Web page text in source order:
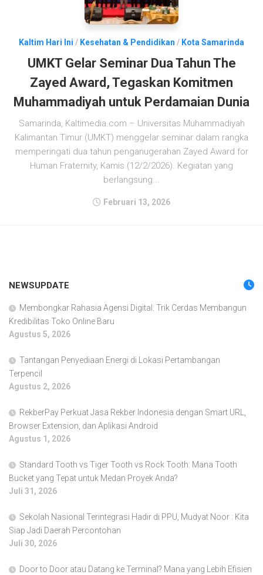
Kaltim Hari Ini / Kesehatan & Pendidikan / Kota Samarinda
UMKT Gelar Seminar Dua Tahun The
Zayed Award, Tegaskan Komitmen
Muhammadiyah untuk Perdamaian Dunia
Samarinda, Kaltimedia.com – Universitas Muhammadiyah
Kalimantan Timur (UMKT) menggelar seminar dalam rangka
memperingati dua tahun penganugerahan Zayed Award for
Human Fraternity, Kamis (12/2/2026). Kegiatan yang
berlangsung...
Februari 13, 2026
NEWSUPDATE
Membongkar Rahasia Agensi Digital: Trik Cerdas Membangun
Kredibilitas Toko Online Baru
Agustus 5, 2026
Tantangan Penyediaan Energi di Lokasi Pertambangan
Terpencil
Agustus 2, 2026
RekberPay Perkuat Jasa Rekber Indonesia dengan Smart URL,
Browser Extension, dan Aplikasi Android
Agustus 1, 2026
Standard Tooth vs Tiger Tooth vs Rock Tooth: Mana Tooth
Bucket yang Tepat untuk Medan Proyek Anda?
Juli 31, 2026
Sekolah Nasional Terintegrasi Hadir di PPU, Mudyat Noor : Kita
Siap Jadi Daerah Percontohan
Juli 30, 2026
Door to Door atau Datang ke Terminal? Mana yang Lebih Efisien